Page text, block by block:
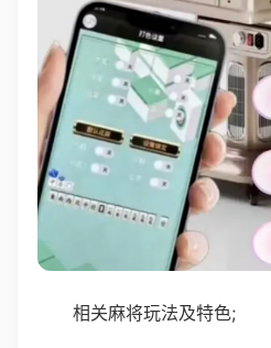
相关麻将玩法及特色;